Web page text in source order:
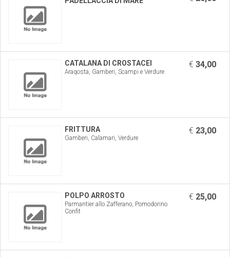
CATALANA DI CROSTACEI
Aragosta, Gamberi, Scampi e Verdure
€ 34,00
FRITTURA
Gamberi, Calamari, Verdure
€ 23,00
POLPO ARROSTO
Parmantier allo Zafferano, Pomodorino
Confit
€ 25,00